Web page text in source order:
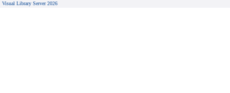
Visual Library Server 2026